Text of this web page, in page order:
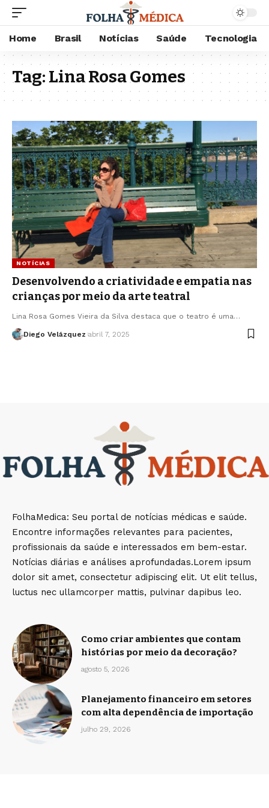
Home Brasil Notícias Saúde Tecnologia
Tag:Lina Rosa Gomes
NOTÍCIAS
Desenvolvendo a criatividade e empatia nas
crianças por meio da arte teatral
Lina Rosa Gomes Vieira da Silva destaca que o teatro é uma…
Diego Velázquez abril 7, 2025
FolhaMedica: Seu portal de notícias médicas e saúde.
Encontre informações relevantes para pacientes,
profissionais da saúde e interessados em bem-estar.
Notícias diárias e análises aprofundadas.Lorem ipsum
dolor sit amet, consectetur adipiscing elit. Ut elit tellus,
luctus nec ullamcorper mattis, pulvinar dapibus leo.
Como criar ambientes que contam
histórias por meio da decoração?
agosto 5, 2026
Planejamento financeiro em setores
com alta dependência de importação
julho 29, 2026